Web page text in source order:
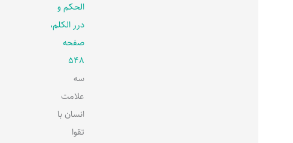
الحکم و
درر الکلم،
صفحه
548
سه
علامت
انسان با
تقوا